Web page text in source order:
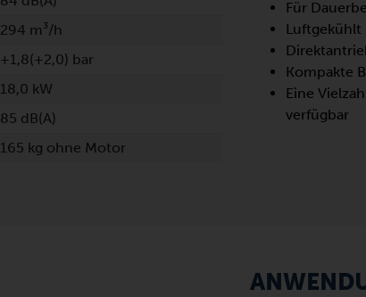
294 m³/h
+1,8(+2,0) bar
18,0 kW
85 dB(A)
165 kg ohne Motor
Für
Luftgekühlt
Kompakte
Eine
verfügbar